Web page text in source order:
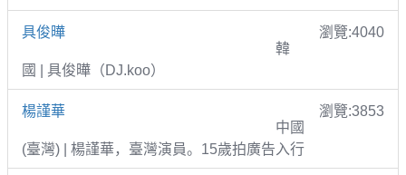
具俊曄
瀏覽:4040
韓
國 | 具俊曄（DJ.koo）
楊謹華
瀏覽:3853
中國
(臺灣) | 楊謹華，臺灣演員。15歲拍廣告入行